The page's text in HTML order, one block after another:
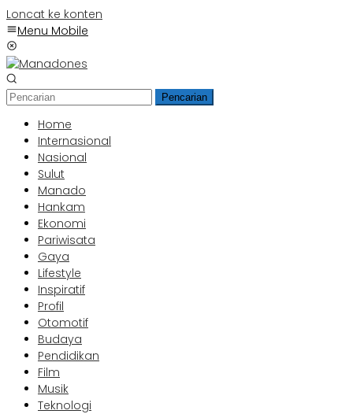
Loncat ke konten
Menu Mobile
Pencarian
Home
Internasional
Nasional
Sulut
Manado
Hankam
Ekonomi
Pariwisata
Gaya
Lifestyle
Inspiratif
Profil
Otomotif
Budaya
Pendidikan
Film
Musik
Teknologi